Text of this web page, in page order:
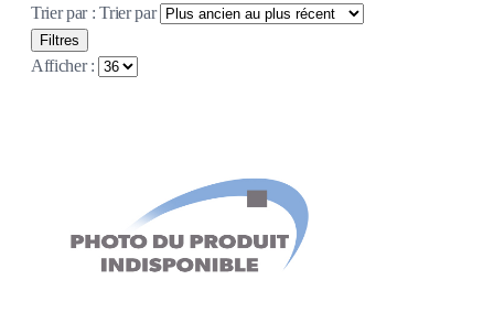
Trier par :Trier par
Filtres
Afficher :